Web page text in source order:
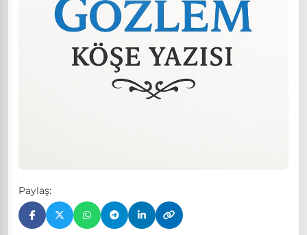
Paylaş: